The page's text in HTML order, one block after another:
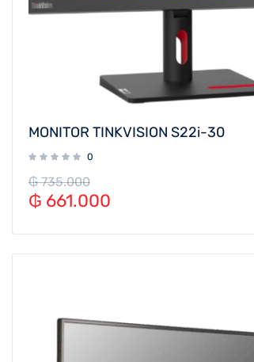
MONITOR TINKVISION S22i-30
0
₲735.000
₲ 661.000